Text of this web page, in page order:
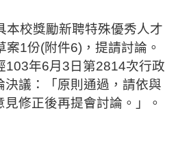
本校獎勵新聘特殊優秀人才
案1份(附件6) ，提請討論。
103年6月 3 日第2814次行政
決議：「原則通過，請依與
見修正後再提會討論。」。